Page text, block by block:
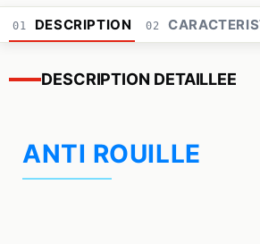
01 DESCRIPTION 02
DESCRIPTION DETAILLEE
ANTI ROUILLE